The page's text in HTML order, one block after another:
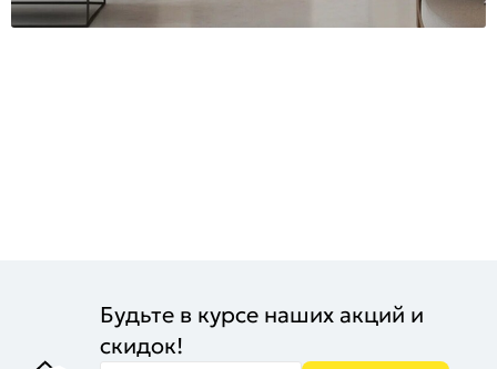
Будьте в курсе наших акций и
скидок!